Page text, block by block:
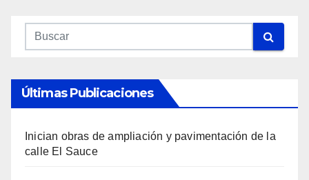
Últimas Publicaciones
Inician obras de ampliación y pavimentación de la
calle El Sauce